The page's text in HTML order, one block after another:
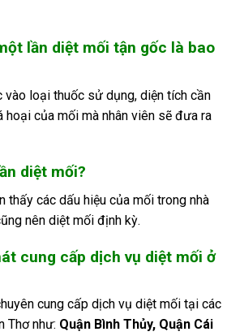
lần diệt mối tận gốc là bao
vào loại thuốc sử dụng, diện tích cần
hoại của mối mà nhân viên sẽ đưa ra
diệt mối?
thấy các dấu hiệu của mối trong nhà
nên diệt mối định kỳ.
cung cấp dịch vụ diệt mối ở
cung cấp dịch vụ diệt mối tại các
Thơ như: Quận Bình Thủy, Quận Cái